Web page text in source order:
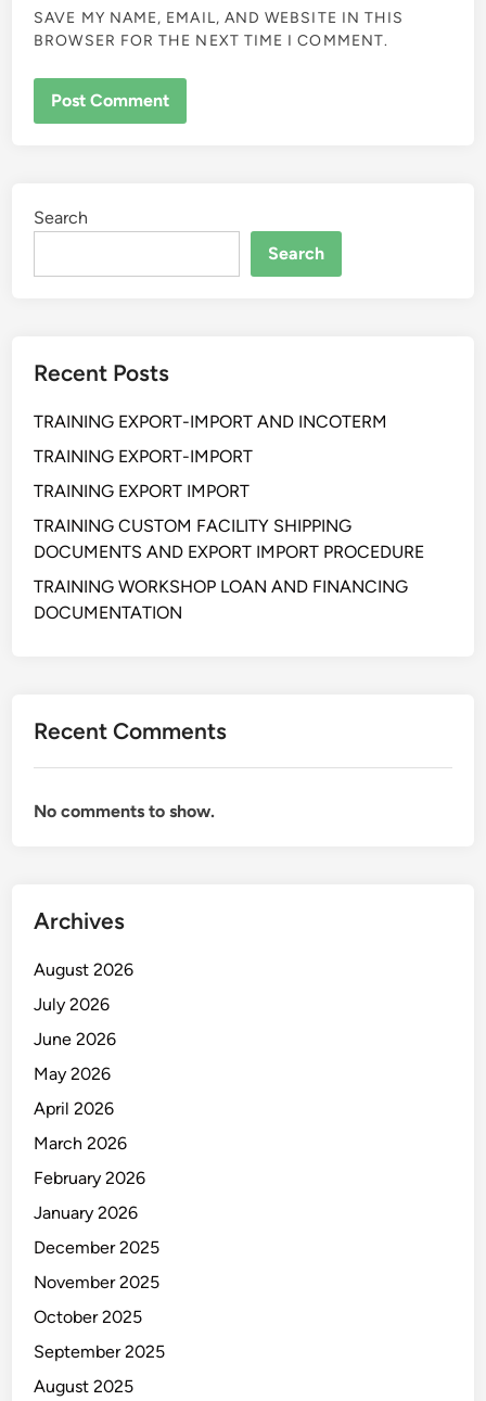
SAVE MY NAME, EMAIL, AND WEBSITE IN THIS
BROWSER FOR THE NEXT TIME I COMMENT.
Search
Search
Recent Posts
TRAINING EXPORT-IMPORT AND INCOTERM
TRAINING EXPORT-IMPORT
TRAINING EXPORT IMPORT
TRAINING CUSTOM FACILITY SHIPPING
DOCUMENTS AND EXPORT IMPORT PROCEDURE
TRAINING WORKSHOP LOAN AND FINANCING
DOCUMENTATION
Recent Comments
No comments to show.
Archives
August 2026
July 2026
June 2026
May 2026
April 2026
March 2026
February 2026
January 2026
December 2025
November 2025
October 2025
September 2025
August 2025